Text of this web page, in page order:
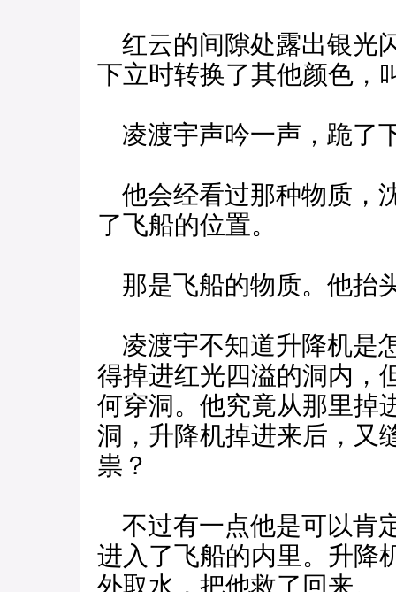
红云的间隙处露出银光
下立时转换了其他颜色，
凌渡宇声吟一声，跪了
他会经看过那种物质，
了飞船的位置。
那是飞船的物质。他抬
凌渡宇不知道升降机是
得掉进红光四溢的洞内，
何穿洞。他究竟从那里掉
洞，升降机掉进来后，又
祟？
不过有一点他是可以肯
进入了飞船的内里。升降
外取水，把他救了回来。